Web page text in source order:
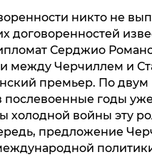
никто не
договоренностей
Серджио
между Черчиллем и
премьер. По
годы
холодной войны эту
предложение